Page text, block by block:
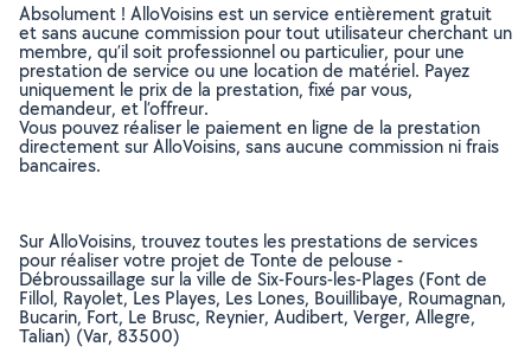
Absolument ! AlloVoisins est un service entièrement gratuit
et sans aucune commission pour tout utilisateur cherchant un
membre, qu’il soit professionnel ou particulier, pour une
prestation de service ou une location de matériel. Payez
uniquement le prix de la prestation, fixé par vous,
demandeur, et l’offreur.
Vous pouvez réaliser le paiement en ligne de la prestation
directement sur AlloVoisins, sans aucune commission ni frais
bancaires.
Sur AlloVoisins, trouvez toutes les prestations de services
pour réaliser votre projet de Tonte de pelouse -
Débroussaillage sur la ville de Six-Fours-les-Plages (Font de
Fillol, Rayolet, Les Playes, Les Lones, Bouillibaye, Roumagnan,
Bucarin, Fort, Le Brusc, Reynier, Audibert, Verger, Allegre,
Talian) (Var, 83500)